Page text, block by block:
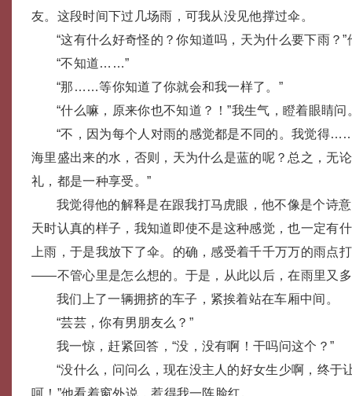
友。这段时间下过几场雨，可我从没见他撑过伞。
“这有什么好奇怪的？你知道吗，天为什么要下雨？”
“不知道……”
“那……等你知道了你就会和我一样了。”
“什么嘛，原来你也不知道？！”我生气，瞪着眼睛问
“不，因为每个人对雨的感觉都是不同的。我觉得
海里盛出来的水，否则，天为什么是蓝的呢？总之，无
礼，都是一种享受。”
我觉得他的解释是在跟我打马虎眼，他不像是个诗
天时认真的样子，我知道即使不是这种感觉，也一定有
上雨，于是我放下了伞。的确，感受着千千万万的雨点
——不管心里是怎么想的。于是，从此以后，在雨里又
我们上了一辆拥挤的车子，紧挨着站在车厢中间。
“芸芸，你有男朋友么？”
我一惊，赶紧回答，“没，没有啊！干吗问这个？”
“没什么，问问么，现在没主人的好女生少啊，终于
呵！”他看着窗外说，惹得我一阵脸红。